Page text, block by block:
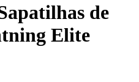
de
Elite